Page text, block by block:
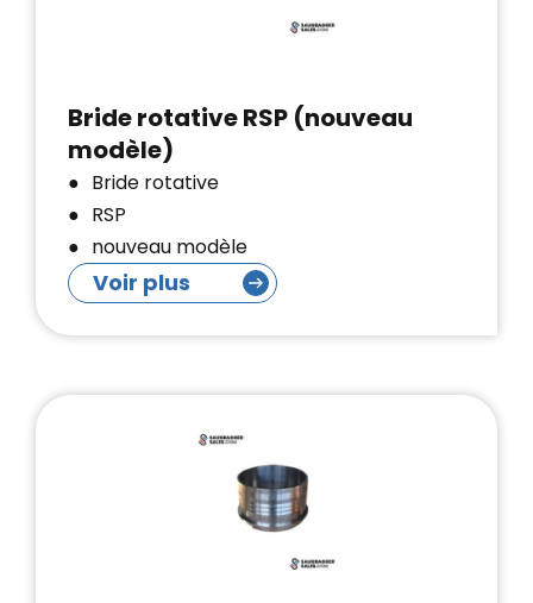
Bride rotative RSP (nouveau
modèle)
Bride rotative
RSP
nouveau modèle
Voir plus